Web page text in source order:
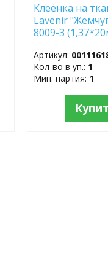
Клеёнка на
Lavenir
8009-3
Артикул:
Кол-во в уп.: 1
Мин. партия: 1